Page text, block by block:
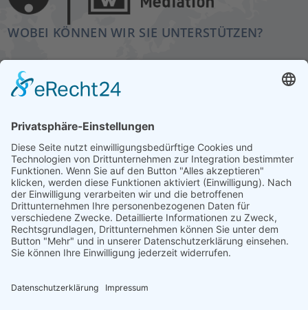
WOBEI KÖNNEN WIR SIE UNTERSTÜTZEN?
oder bei Fragen – am besten, wir sprechen direkt
miteinander. Füllen Sie dazu einfach unser
KONTAKT
HAUPTBÜRO: LEIPZIG
Hohe Straße 11
04107 Leipzig
Tel.: +49 341 22 54 13 50
info@steinbeis-mediation.com